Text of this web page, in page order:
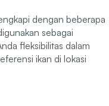
dengan beberapa
sebagai
fleksibilitas dalam
ikan di lokasi